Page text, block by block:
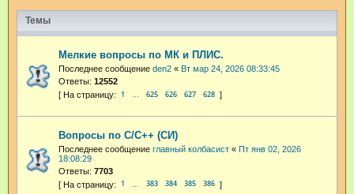
Темы
Мелкие вопросы по МК и ПЛИС.
Последнее сообщение den2 « Вт мар 24, 2026 08:33:45
Ответы: 12552
1 … 625 626 627 628
Вопросы по С/С++ (СИ)
Последнее сообщение главный колбасист « Пт янв 02, 2026
18:08:29
Ответы: 7703
1 383 384 385 386